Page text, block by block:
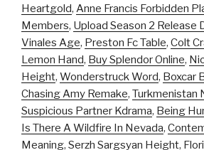
Heartgold, Anne Francis Forbidden
Members, Upload Season 2 Release
Vinales Age, Preston Fc Table, Colt
Lemon Hand, Buy Splendor Online,
Height, Wonderstruck Word, Boxcar
Chasing Amy Remake, Turkmenistan
Suspicious Partner Kdrama, Being
Is There A Wildfire In Nevada,
Meaning, Serzh Sargsyan Height,